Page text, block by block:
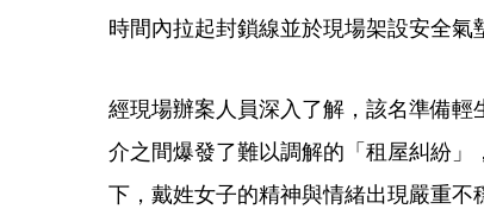
時間內拉起封鎖線並於現場架設安全氣
經現場辦案人員深入了解，該名準備
介之間爆發了難以調解的「租屋糾紛
下，戴姓女子的精神與情緒出現嚴重